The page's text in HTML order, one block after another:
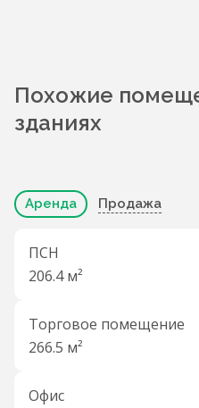
Похожие
зданиях
Аренда Продажа
ПСН
206.4 м²
Торговое помещение
266.5 м²
Офис